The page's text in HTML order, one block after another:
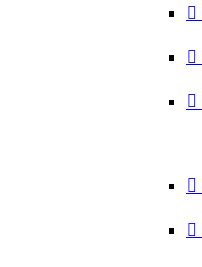




